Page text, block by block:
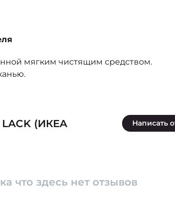
мягким чистящим средством.
(ИКЕА
Написать
что здесь нет отзывов